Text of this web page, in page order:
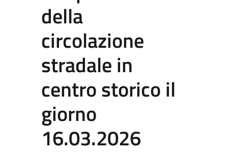
della
circolazione
stradale in
centro storico il
giorno
16.03.2026